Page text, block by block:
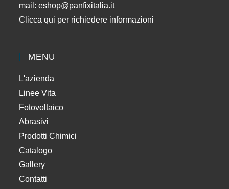
mail:eshop@panfixitalia.it
Clicca qui per richiedere informazioni
MENU
L'azienda
Linee Vita
Fotovoltaico
Abrasivi
Prodotti Chimici
Catalogo
Gallery
Contatti